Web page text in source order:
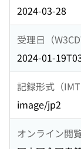
2024-03-28
受理日（
2024-01-
記録形式（IMT
image/jp2
オンライン閲